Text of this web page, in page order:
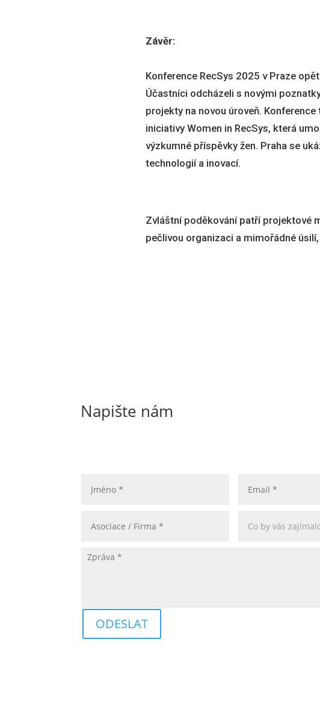
Závěr:
Konference RecSys 2025 v Praze
Účastníci odcházeli s novými
projekty na novou úroveň.
iniciativy Women in RecSys, která
výzkumné příspěvky žen. Praha se
technologií a inovací.
Zvláštní poděkování patří projektové
pečlivou organizaci a mimořádné
Napište nám
ODESLAT